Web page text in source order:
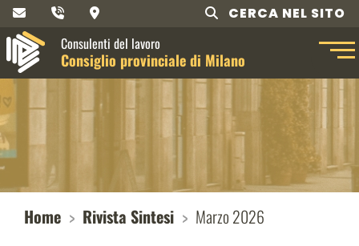
CERCA NEL SITO
Consulenti del lavoro
Consiglio provinciale di Milano
Home Rivista Sintesi Marzo 2026